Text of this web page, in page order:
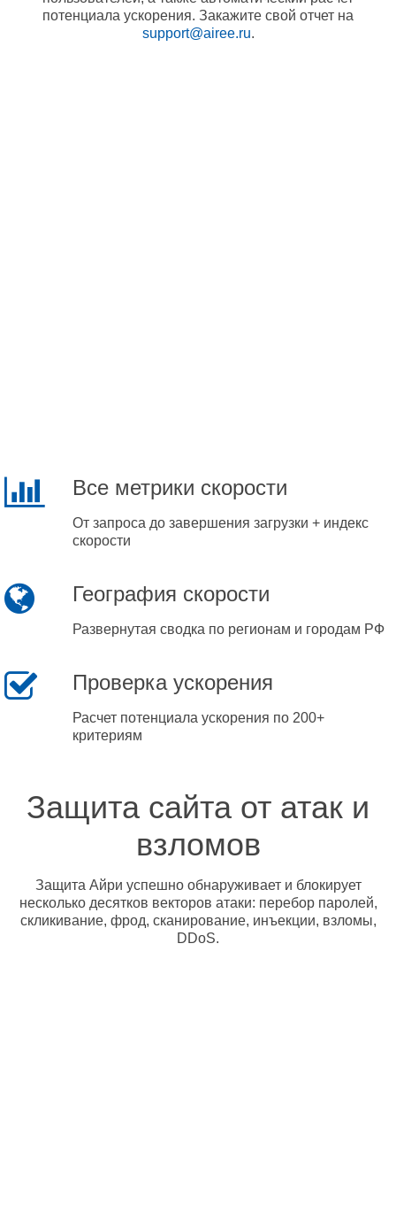
потенциала ускорения. Закажите свой отчет на
support@airee.ru.
Все метрики скорости
От запроса до завершения загрузки + индекс
скорости
География скорости
Развернутая сводка по регионам и городам РФ
Проверка ускорения
Расчет потенциала ускорения по 200+
критериям
Защита сайта от атак и
взломов
Защита Айри успешно обнаруживает и блокирует
несколько десятков векторов атаки: перебор паролей,
скликивание, фрод, сканирование, инъекции, взломы,
DDoS.